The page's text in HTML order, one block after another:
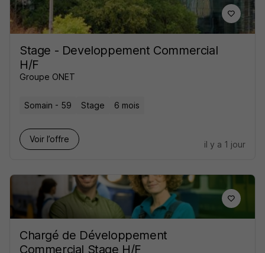
Stage - Developpement Commercial
H/F
Groupe ONET
Somain - 59 Stage 6 mois
Voir l’offre
il y a 1 jour
Chargé de Développement
Commercial Stage H/F